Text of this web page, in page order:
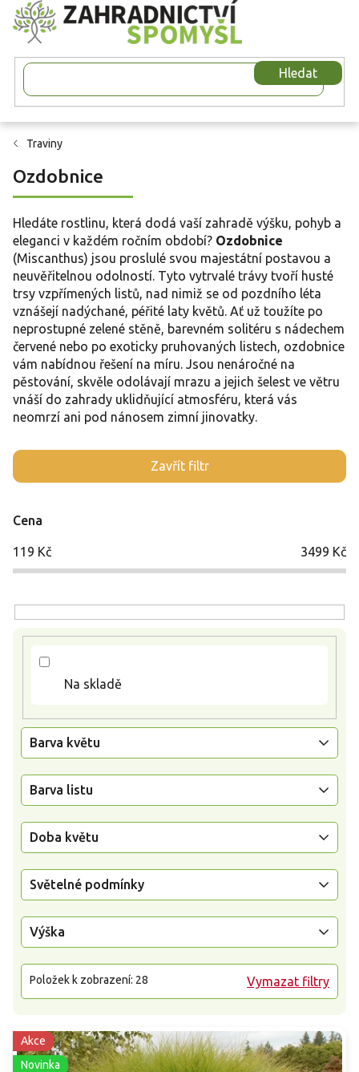
Přejít
na
obsah
Hledat
Traviny
Ozdobnice
Hledáte rostlinu, která dodá vaší zahradě výšku, pohyb a
eleganci v každém ročním období? Ozdobnice
(Miscanthus) jsou proslulé svou majestátní postavou a
neuvěřitelnou odolností. Tyto vytrvalé trávy tvoří husté
trsy vzpřímených listů, nad nimiž se od pozdního léta
vznášejí nadýchané, péřité laty květů. Ať už toužíte po
neprostupné zelené stěně, barevném solitéru s nádechem
červené nebo po exoticky pruhovaných listech, ozdobnice
vám nabídnou řešení na míru. Jsou nenáročné na
pěstování, skvěle odolávají mrazu a jejich šelest ve větru
vnáší do zahrady uklidňující atmosféru, která vás
neomrzí ani pod nánosem zimní jinovatky.
Zavřít filtr
Cena
119 Kč 3499 Kč
Na skladě
Barva květu
Barva listu
Doba květu
Světelné podmínky
Výška
Vymazat filtry
Položek k zobrazení: 28
V
ý
s
p
u
Akce
Novinka